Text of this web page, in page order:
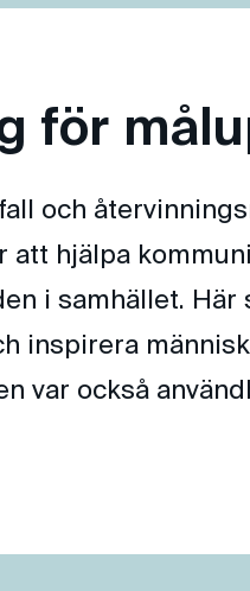
för
och
att hjälpa
i samhället. Här
inspirera
var också